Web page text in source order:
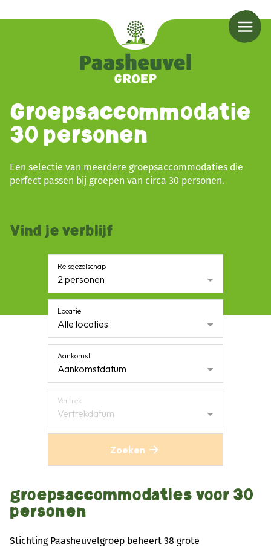
Groepsaccommodatie
30 personen
Een selectie van meerdere groepsaccommodaties die
perfect passen bij groepen van circa 30 personen.
Vind je verblijf
Reisgezelschap
2 personen
Locatie
Alle locaties
Aankomst
Aankomstdatum
Vertrek
Vertrekdatum
Zoeken
groepsaccommodaties voor 30
personen
Stichting Paasheuvelgroep beheert 38 grote